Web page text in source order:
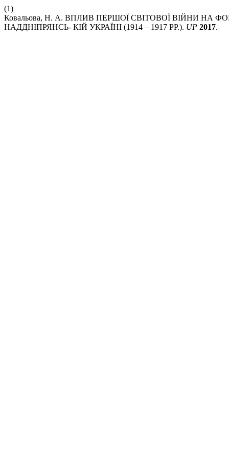
(1)
Ковальова, Н. А. ВПЛИВ ПЕРШОЇ СВІТОВОЇ ВІЙНИ НА
НАДДНІПРЯНСЬ- КІЙ УКРАЇНІ (1914 – 1917 РР.). UP 2017.